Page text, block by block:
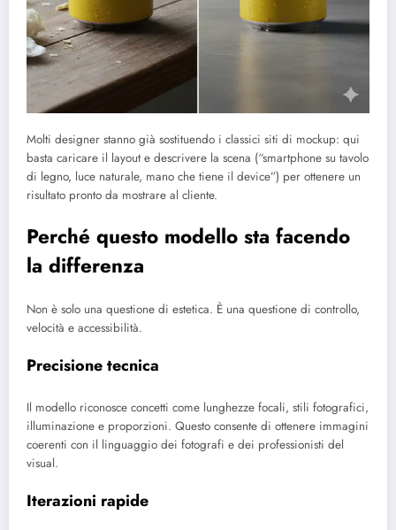
Molti designer stanno già sostituendo i classici siti di mockup: qui
basta caricare il layout e descrivere la scena (“smartphone su tavolo
di legno, luce naturale, mano che tiene il device”) per ottenere un
risultato pronto da mostrare al cliente.
Perché questo modello sta facendo
la differenza
Non è solo una questione di estetica. È una questione di controllo,
velocità e accessibilità.
Precisione tecnica
Il modello riconosce concetti come lunghezze focali, stili fotografici,
illuminazione e proporzioni. Questo consente di ottenere immagini
coerenti con il linguaggio dei fotografi e dei professionisti del
visual.
Iterazioni rapide